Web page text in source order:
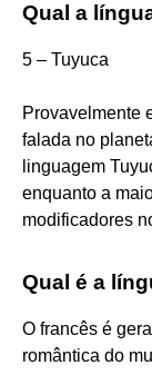
Qual a
5 – Tuyuca
Provavelmente
falada no
linguagem
enquanto a
modificadores
Qual é a
O francês é
romântica do